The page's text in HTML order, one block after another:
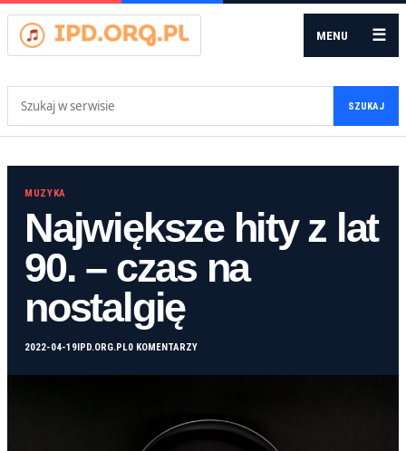
MENU ☰
SZUKAJ
MUZYKA
Największe hity z lat
90. – czas na
nostalgię
2022-04-19 IPD.ORG.PL0 KOMENTARZY